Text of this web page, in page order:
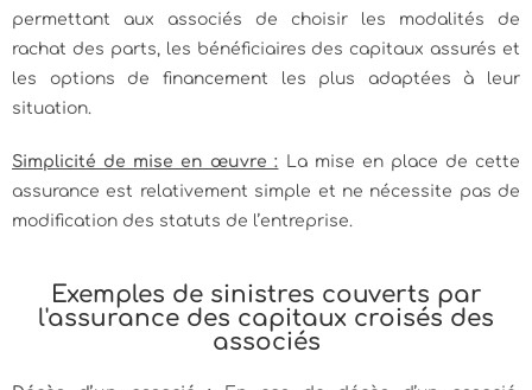
permettant aux associés de choisir les modalités de
rachat des parts, les bénéficiaires des capitaux assurés et
les options de financement les plus adaptées à leur
situation.
Simplicité de mise en œuvre : La mise en place de cette
assurance est relativement simple et ne nécessite pas de
modification des statuts de l’entreprise.
Exemples de sinistres couverts par
l'assurance des capitaux croisés des
associés